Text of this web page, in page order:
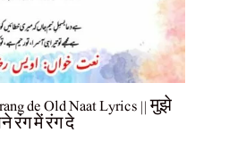
de Old Naat Lyrics || मुझे
रंग में रंग दे